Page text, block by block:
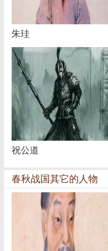
朱珪
祝公道
春秋战国其它的人物